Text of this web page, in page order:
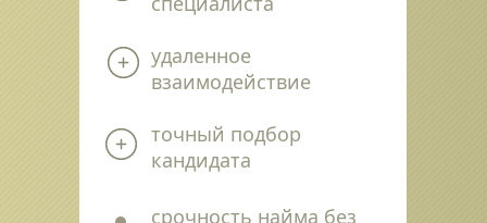
удаленное
взаимодействие
точный подбор
кандидата
срочность найма без